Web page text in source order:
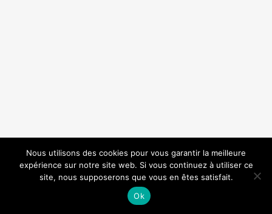
Nous utilisons des cookies pour vous garantir la meilleure
expérience sur notre site web. Si vous continuez à utiliser ce
site, nous supposerons que vous en êtes satisfait.
Ok